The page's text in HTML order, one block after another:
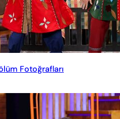
Fotoğrafları